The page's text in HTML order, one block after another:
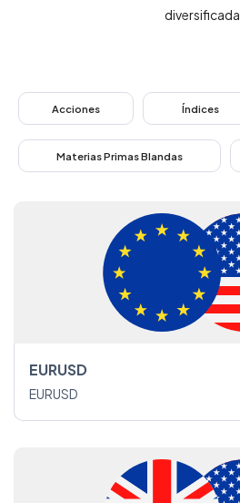
Centro de Ayuda
diversificada.
Acciones Índices
Materias Primas Blandas
EURUSD
EURUSD